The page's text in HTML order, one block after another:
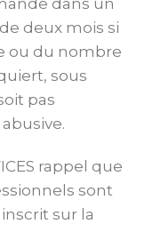
deux mois si
ou du nombre
sous
pas
rappel que
sont
sur la